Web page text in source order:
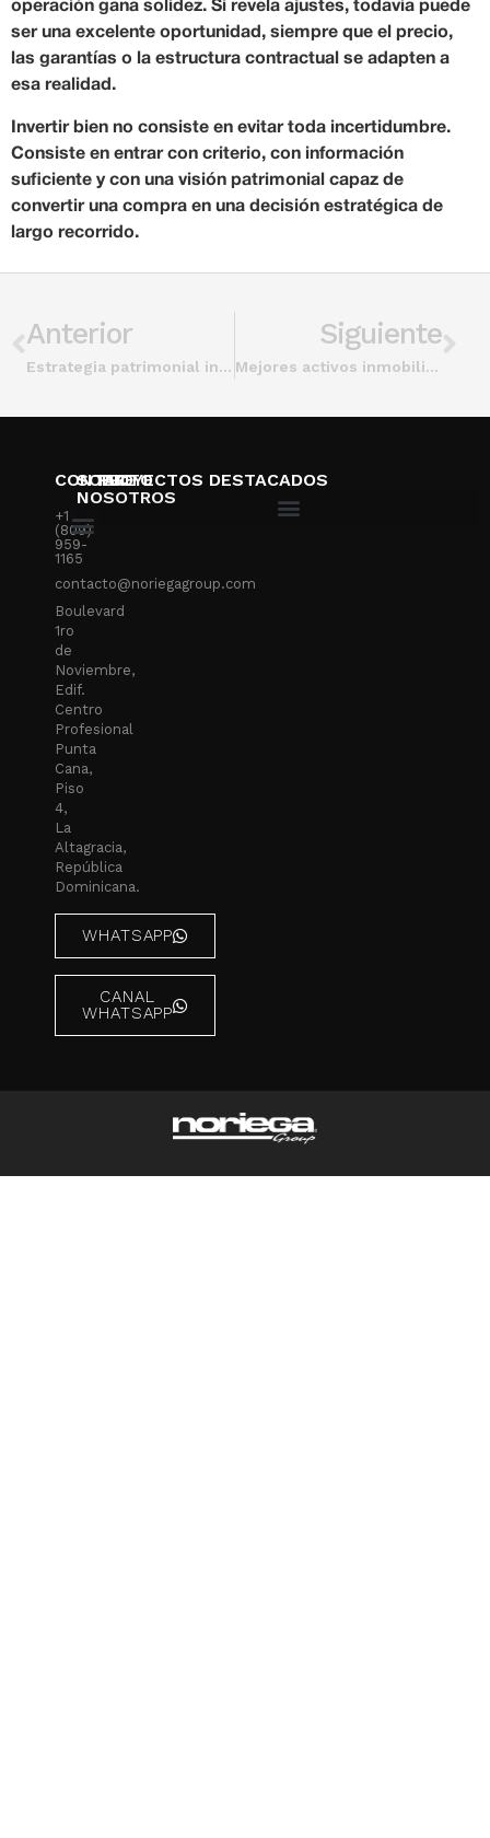
operación gana solidez. Si revela ajustes, todavía puede
ser una excelente oportunidad, siempre que el precio,
las garantías o la estructura contractual se adapten a
esa realidad.
Invertir bien no consiste en evitar toda incertidumbre.
Consiste en entrar con criterio, con información
suficiente y con una visión patrimonial capaz de
convertir una compra en una decisión estratégica de
largo recorrido.
Anterior
Estrategia patrimonial inmobiliaria dominicana
Siguiente
Mejores activos inmobiliarios patrimoniales
CONTACTO
+1
(809)
959-
1165
contacto@noriegagroup.com
Boulevard
1ro
de
Noviembre,
Edif.
Centro
Profesional
Punta
Cana,
Piso
4,
La
Altagracia,
República
Dominicana.
WHATSAPP
CANAL
WHATSAPP
SOBRE
NOSOTROS
PROYECTOS DESTACADOS